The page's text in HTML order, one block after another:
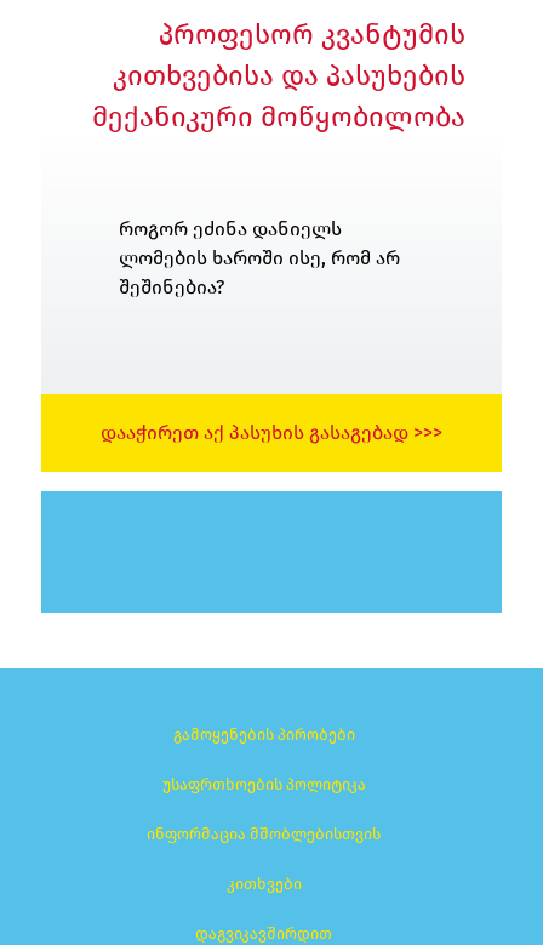
პროფესორ კვანტუმის
კითხვებისა და პასუხების
მექანიკური მოწყობილობა
როგორ ეძინა დანიელს
ლომების ხაროში ისე, რომ არ
შეშინებია?
ᲓᲐᲐᲭᲘᲠᲔᲗ ᲐᲥ ᲞᲐᲡᲣᲮᲘᲡ ᲒᲐᲡᲐᲒᲔᲑᲐᲓ >>>
გამოყენების პირობები
უსაფრთხოების პოლიტიკა
ინფორმაცია მშობლებისთვის
კითხვები
დაგვიკავშირდით